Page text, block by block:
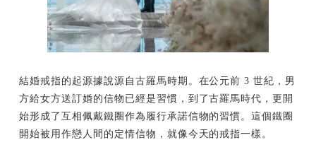
結婚戒指的起源據說源自古羅馬時期。在公元前 3 世紀，男
方給女方送訂婚的信物已經是習慣，到了古羅馬時代，更開
始形成了互相佩戴鐵圈作為履行承諾信物的習慣。這個鐵圈
開始被用作戀人間的定情信物，就像今天的戒指一樣。